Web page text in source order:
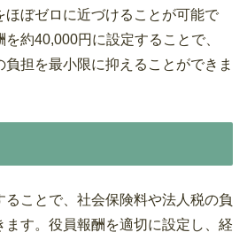
ほぼゼロに近づけることが可能で
約40,000円に設定することで、
担を最小限に抑えることができま
ることで、社会保険料や法人税の負
ます。役員報酬を適切に設定し、経